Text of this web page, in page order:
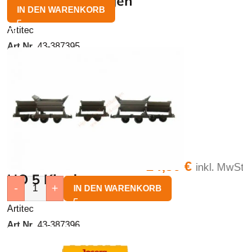
Artitec
Art.Nr. 43-387395
IN DEN WARENKORB
HO 5 Kipploren
Artitec
Art.Nr. 43-387396
24,30€ inkl.
-
+ IN DEN WARENKORB